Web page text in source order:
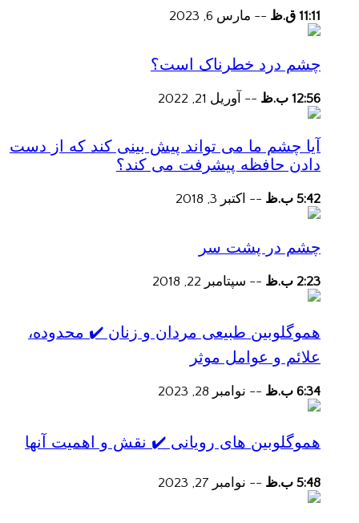
11:11 ق.ظ -- مارس 6, 2023
چشم درد خطرناک است؟
12:56 ب.ظ -- آوریل 21, 2022
آیا چشم ما می تواند پیش بینی کند که از دست
دادن حافظه پیشرفت می کند؟
5:42 ب.ظ -- اکتبر 3, 2018
چشم در پشت سر
2:23 ب.ظ -- سپتامبر 22, 2018
هموگلوبین طبیعی مردان و زنان ✔️ محدوده،
علائم و عوامل موثر
6:34 ب.ظ -- نوامبر 28, 2023
هموگلوبین های رویانی ✔️ نقش و اهمیت آنها
5:48 ب.ظ -- نوامبر 27, 2023